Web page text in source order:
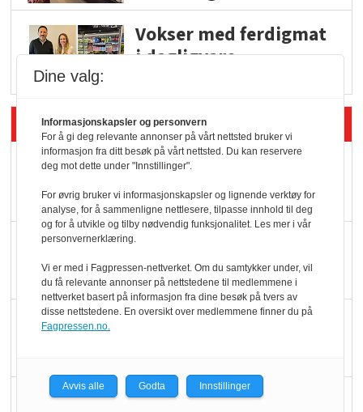
Vokser med ferdigmat
i dagligvare
Siste artikler - Butikk i praksis
Rema-flaggskip
dundrer videre
Slik opprettholdes
ølsalget
Færre varer, men fulle
KI lager mat i butikken
Dine valg:
Informasjonskapsler og personvern
For å gi deg relevante annonser på vårt nettsted bruker vi
informasjon fra ditt besøk på vårt nettsted. Du kan reservere
deg mot dette under "Innstillinger".
For øvrig bruker vi informasjonskapsler og lignende verktøy for
analyse, for å sammenligne nettlesere, tilpasse innhold til deg
og for å utvikle og tilby nødvendig funksjonalitet. Les mer i vår
personvernerklæring.
Vi er med i Fagpressen-nettverket. Om du samtykker under, vil
du få relevante annonser på nettstedene til medlemmene i
nettverket basert på informasjon fra dine besøk på tvers av
disse nettstedene. En oversikt over medlemmene finner du på
Fagpressen.no.
Avvis alle Godta Innstillinger